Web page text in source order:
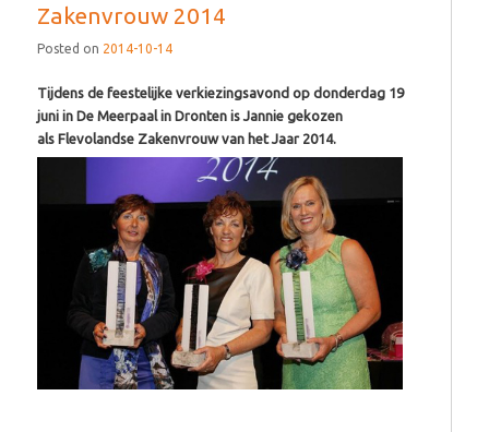
Zakenvrouw 2014
Posted on 2014-10-14
Tijdens de feestelijke verkiezingsavond op donderdag 19
juni in De Meerpaal in Dronten is Jannie gekozen
als Flevolandse Zakenvrouw van het Jaar 2014.